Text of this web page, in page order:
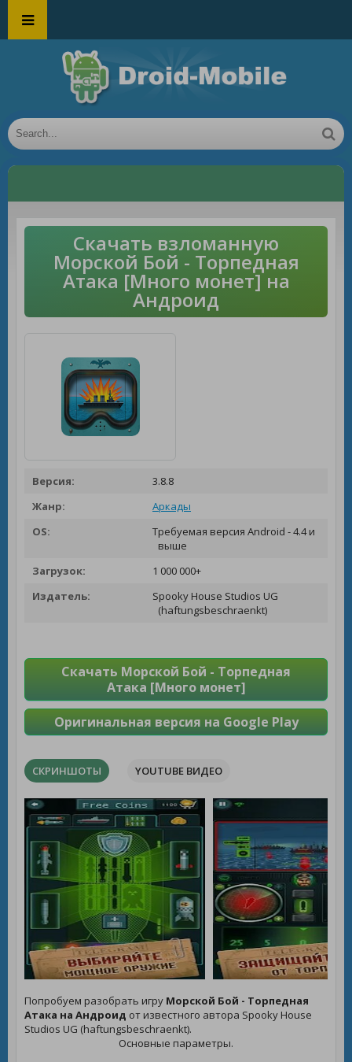
Скачать взломанную
Морской Бой - Торпедная
Атака [Много монет] на
Андроид
Версия:
3.8.8
Жанр:
Аркады
OS:
Требуемая версия Android - 4.4 и
выше
Загрузок:
1 000 000+
Издатель:
Spooky House Studios UG
(haftungsbeschraenkt)
Скачать Морской Бой - Торпедная
Атака [Много монет]
Оригинальная версия на Google Play
СКРИНШОТЫ YOUTUBE ВИДЕО
Попробуем разобрать игру Морской Бой - Торпедная
Атака на Андроид от известного автора Spooky House
Studios UG (haftungsbeschraenkt).
Основные параметры.